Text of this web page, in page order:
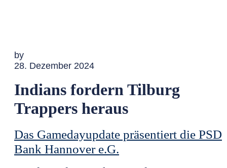
by
28. Dezember 2024
Indians fordern Tilburg
Trappers heraus
Das Gamedayupdate präsentiert die PSD
Bank Hannover e.G.